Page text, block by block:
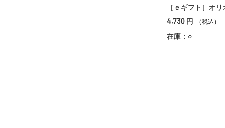
［ｅギフト］オ
4,730 円 （税込）
在庫：○